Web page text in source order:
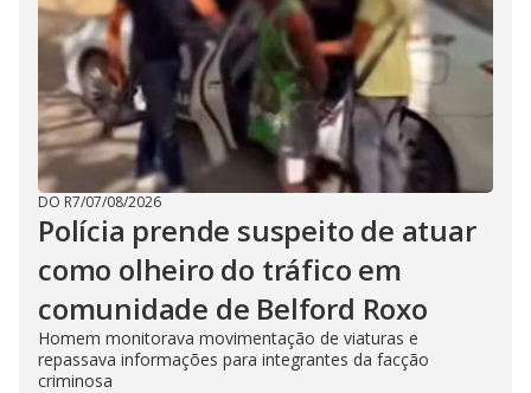
DO R7/07/08/2026
Polícia prende suspeito de atuar
como olheiro do tráfico em
comunidade de Belford Roxo
Homem monitorava movimentação de viaturas e
repassava informações para integrantes da facção
criminosa